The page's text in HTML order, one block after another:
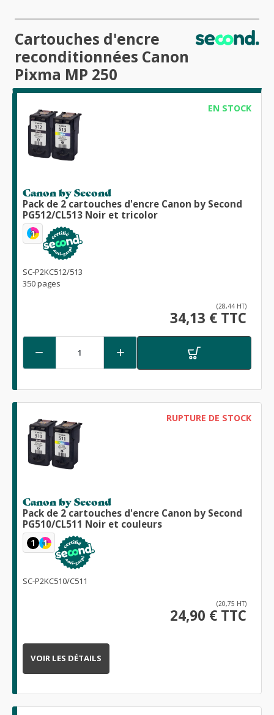
Cartouches d'encre
reconditionnées Canon
Pixma MP 250
EN STOCK
Canon by Second
Pack de 2 cartouches d'encre Canon by Second
PG512/CL513 Noir et tricolor
1
SC-P2KC512/513
350 pages
(28,44 HT)
34,13 € TTC
 
RUPTURE DE STOCK
Canon by Second
Pack de 2 cartouches d'encre Canon by Second
PG510/CL511 Noir et couleurs
1 1
SC-P2KC510/C511
(20,75 HT)
24,90 € TTC
VOIR LES DÉTAILS